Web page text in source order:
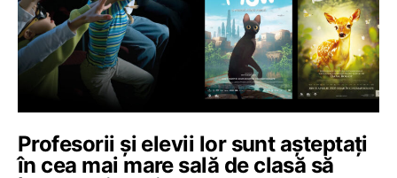
Profesorii și elevii lor sunt așteptați
în cea mai mare sală de clasă să